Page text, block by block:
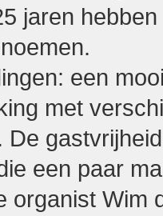
jaren
een
met
De
een paar
organist Wim